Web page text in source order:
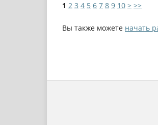
1 2 3 4 5 6 7 8 9 10 > >>
Вы также можете начать